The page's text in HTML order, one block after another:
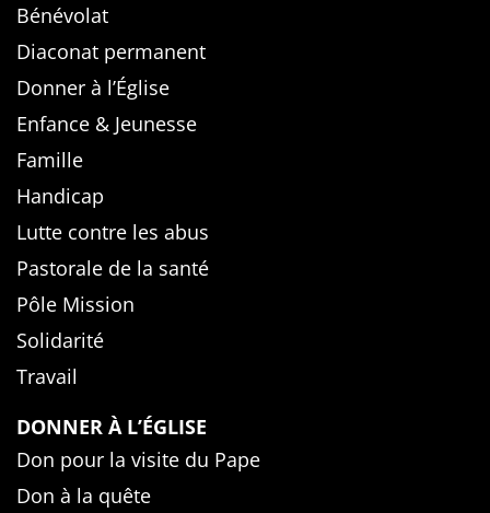
Bénévolat
Diaconat permanent
Donner à l’Église
Enfance & Jeunesse
Famille
Handicap
Lutte contre les abus
Pastorale de la santé
Pôle Mission
Solidarité
Travail
DONNER À L’ÉGLISE
Don pour la visite du Pape
Don à la quête